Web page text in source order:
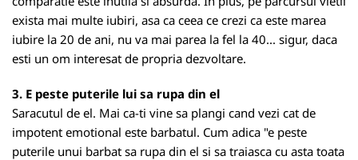
exista mai multe iubiri, asa ca ceea ce crezi ca este marea
iubire la 20 de ani, nu va mai parea la fel la 40... sigur, daca
esti un om interesat de propria dezvoltare.
3. E peste puterile lui sa rupa din el
Saracutul de el. Mai ca-ti vine sa plangi cand vezi cat de
impotent emotional este barbatul. Cum adica "e peste
puterile unui barbat sa rupa din el si sa traiasca cu asta toata